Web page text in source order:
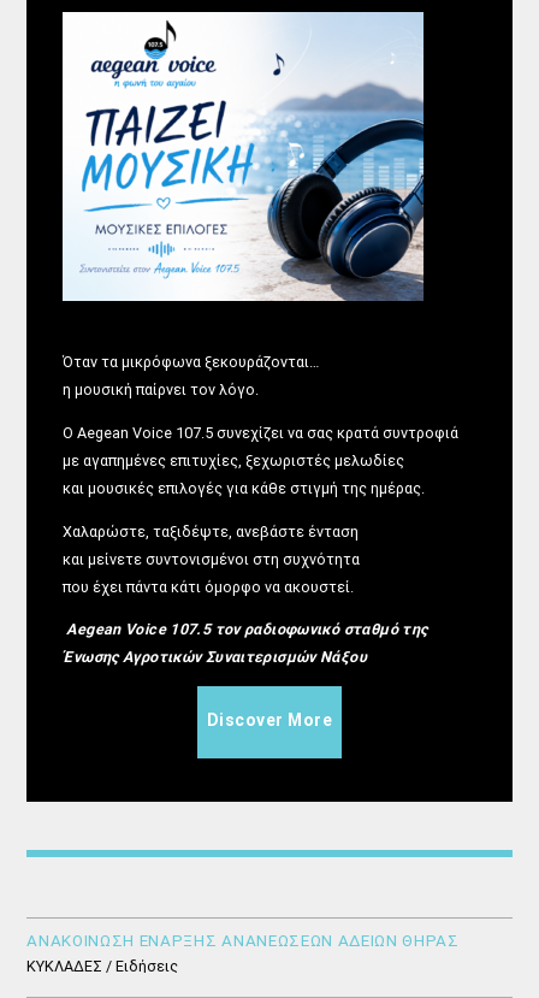
Όταν τα μικρόφωνα ξεκουράζονται…
η μουσική παίρνει τον λόγο.
Ο Aegean Voice 107.5 συνεχίζει να σας κρατά συντροφιά
με αγαπημένες επιτυχίες, ξεχωριστές μελωδίες
και μουσικές επιλογές για κάθε στιγμή της ημέρας.
Χαλαρώστε, ταξιδέψτε, ανεβάστε ένταση
και μείνετε συντονισμένοι στη συχνότητα
που έχει πάντα κάτι όμορφο να ακουστεί.
Aegean Voice 107.5 τον ραδιοφωνικό σταθμό της
Ένωσης Αγροτικών Συναιτερισμών Νάξου
Discover More
ΑΝΑΚΟΙΝΩΣΗ ΕΝΑΡΞΗΣ ΑΝΑΝΕΩΣΕΩΝ ΑΔΕΙΩΝ ΘΗΡΑΣ
ΚΥΚΛΑΔΕΣ / Ειδήσεις